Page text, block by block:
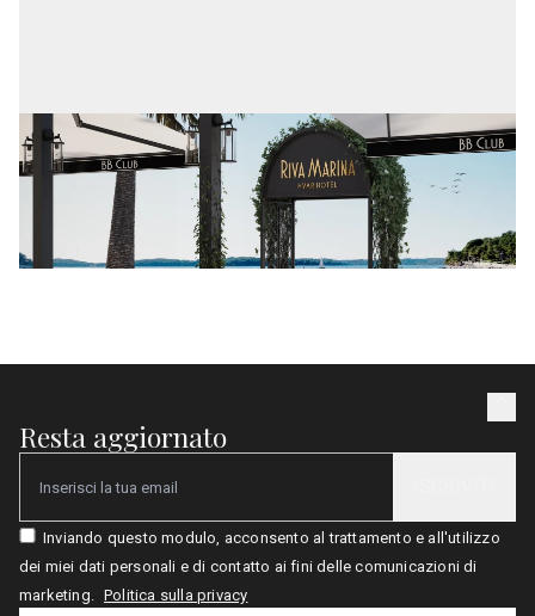
Resta aggiornato
Email
Inviando questo modulo, acconsento al trattamento e all'utilizzo
dei miei dati personali e di contatto ai fini delle comunicazioni di
marketing. Politica sulla privacy